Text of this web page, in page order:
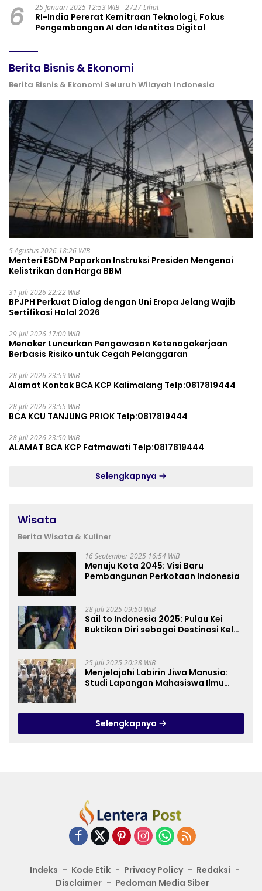
6 25 Januari 2025 12:53 WIB 2727 Lihat
RI-India Pererat Kemitraan Teknologi, Fokus
Pengembangan AI dan Identitas Digital
Berita Bisnis & Ekonomi
Berita Bisnis & Ekonomi Seluruh Wilayah Indonesia
5 Agustus 2026 18:26 WIB
Menteri ESDM Paparkan Instruksi Presiden Mengenai
Kelistrikan dan Harga BBM
31 Juli 2026 22:22 WIB
BPJPH Perkuat Dialog dengan Uni Eropa Jelang Wajib
Sertifikasi Halal 2026
29 Juli 2026 17:00 WIB
Menaker Luncurkan Pengawasan Ketenagakerjaan
Berbasis Risiko untuk Cegah Pelanggaran
28 Juli 2026 23:59 WIB
Alamat Kontak BCA KCP Kalimalang Telp:0817819444
28 Juli 2026 23:55 WIB
BCA KCU TANJUNG PRIOK Telp:0817819444
28 Juli 2026 23:50 WIB
ALAMAT BCA KCP Fatmawati Telp:0817819444
Selengkapnya
Wisata
Berita Wisata & Kuliner
16 September 2025 16:54 WIB
Menuju Kota 2045: Visi Baru
Pembangunan Perkotaan Indonesia
28 Juli 2025 09:50 WIB
Sail to Indonesia 2025: Pulau Kei
Buktikan Diri sebagai Destinasi Kelas
25 Juli 2025 20:28 WIB
Menjelajahi Labirin Jiwa Manusia:
Studi Lapangan Mahasiswa Ilmu
Selengkapnya
Indeks Kode Etik Privacy Policy
Redaksi
Disclaimer
Pedoman Media Siber